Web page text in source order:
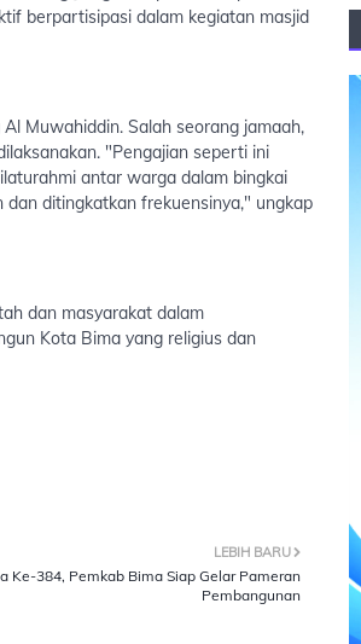
berpartisipasi dalam kegiatan masjid
Muwahiddin. Salah seorang jamaah,
"Pengajian seperti ini
antar warga dalam bingkai
ditingkatkan frekuensinya," ungkap
dan masyarakat dalam
Kota Bima yang religius dan
LEBIH BARU
Ke-384, Pemkab Bima Siap Gelar Pameran
Pembangunan